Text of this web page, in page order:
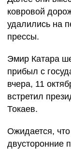
ковровой
удалились на
прессы.
Эмир Катара
прибыл с
вчера, 11
встретил
Токаев.
Ожидается,
двусторонние